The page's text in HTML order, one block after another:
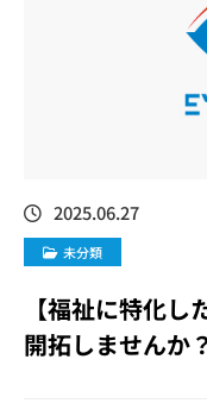
2025.06.27
未分類
【福祉に特化
開拓しませんか？